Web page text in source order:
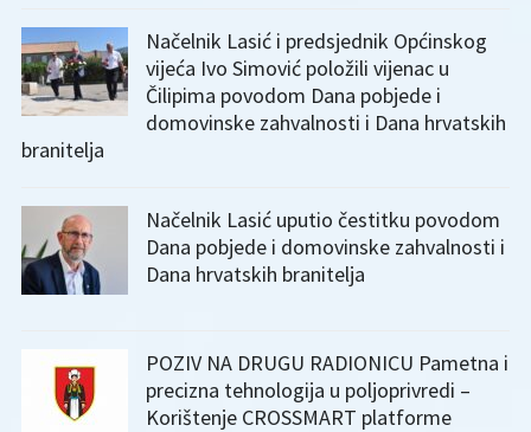
Načelnik Lasić i predsjednik Općinskog
vijeća Ivo Simović položili vijenac u
Čilipima povodom Dana pobjede i
domovinske zahvalnosti i Dana hrvatskih
branitelja
Načelnik Lasić uputio čestitku povodom
Dana pobjede i domovinske zahvalnosti i
Dana hrvatskih branitelja
POZIV NA DRUGU RADIONICU Pametna i
precizna tehnologija u poljoprivredi –
Korištenje CROSSMART platforme